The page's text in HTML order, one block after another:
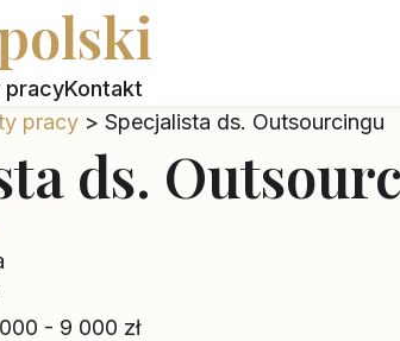
pracyKontakt
pracy > Specjalista ds. Outsourcingu
ds.
- 9 000 zł